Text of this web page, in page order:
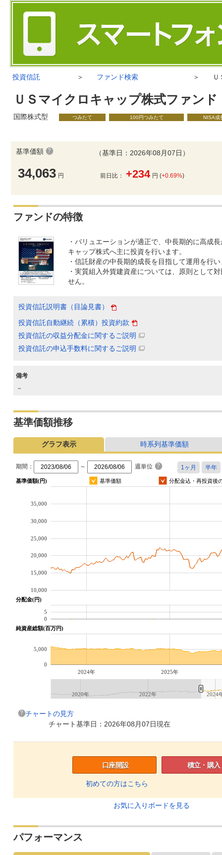
投資信託 ＞ ファンド検索 ＞
ＵＳマイクロキャップ株式ファンド
国際株式型 つみたて 100円つみたて NISA成
基準価額
34,063 円
（基準日：2026年08月07日）
前日比： +234 円 (+0.69%)
ファンドの特徴
・バリュエーションが適正で、中長期的に高成
キャップ株式へ主に投資を行います。
・信託財産の中長期的成長を目指して運用を行
・実質組入外貨建資産については、原則として
せん。
投資信託説明書（目論見書）
投資信託自動継続（累積）投資約款
投資信託の収益分配金に関するご説明
投資信託の申込手数料に関するご説明
備考
－
基準価額推移
グラフ表示 時系列基準価額
期間： ～ 週単位
基準価額(円) 基準価額 分配金込・再投資後
10,000
15,000
20,000
25,000
30,000
35,000
分配金(円)
0
5
純資産総額(百万円)
2024年 2025年
0
5,000
2020年 2022年 2024
チャートの見方
チャート基準日：2026年08月07日現在
口座開設
初めての方はこちら
積立・購入
お気に入りボードを見る
パフォーマンス